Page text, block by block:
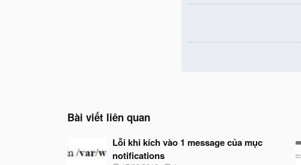
Bài viết liên quan
Lỗi khi kích vào 1 message của mục
notifications